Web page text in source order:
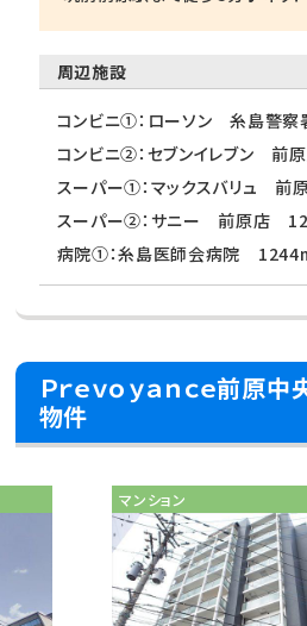
周辺施設
コンビニ①：ローソン 糸島警
コンビニ②：セブンイレブン
スーパー①：マックスバリュ
スーパー②：サニー 前原店
病院①：糸島医師会病院
Ｐｒｅｖｏｙａｎｃｅ前原
物件
マンション